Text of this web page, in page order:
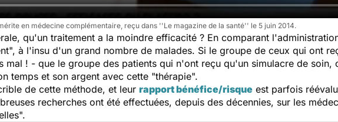
en médecine complémentaire, reçu dans ''Le magazine de la santé'' le 5 juin 2014.
qu'un traitement a la moindre efficacité ? En comparant
à l'insu d'un grand nombre de malades. Si le groupe de ceux qui ont
mal ! - que le groupe des patients qui n'ont reçu qu'un simulacre de soin,
temps et son argent avec cette "thérapie".
de cette méthode, et leur rapport bénéfice/risque est parfois
recherches ont été effectuées, depuis des décennies, sur les